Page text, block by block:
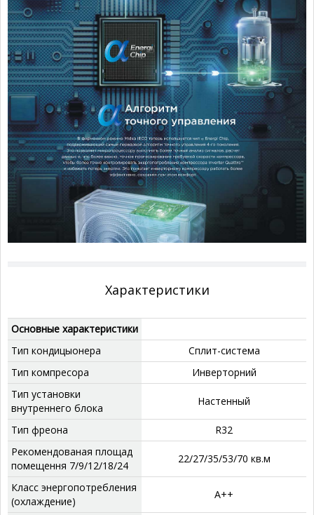
Характеристики
Основные характеристики
Тип кондицыонера
Сплит-система
Тип компресора
‎Инверторний
Тип установки
внутреннего блока
‎Настенный
Тип фреона
‎R32
Рекомендованая площад
помещення 7/9/12/18/24
‎22/27/35/53/70 кв.м
Класс энергопотребления
(охлаждение)
А++